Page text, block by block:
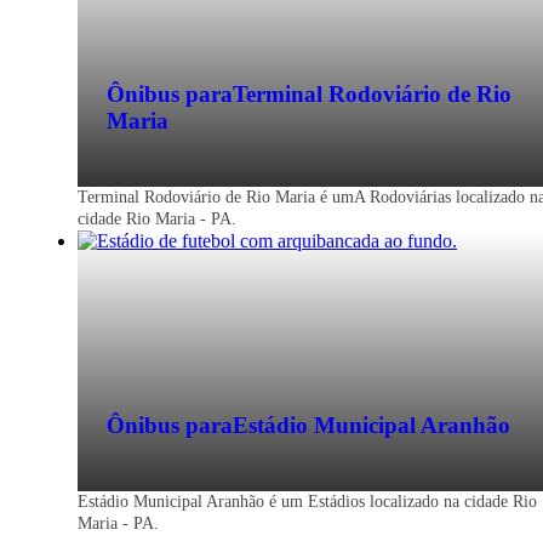
Ônibus paraTerminal Rodoviário de Rio
Maria
Terminal Rodoviário de Rio Maria é umA Rodoviárias localizado
cidade Rio Maria - PA.
Ônibus paraEstádio Municipal Aranhão
Estádio Municipal Aranhão é um Estádios localizado na cidade Rio
Maria - PA.